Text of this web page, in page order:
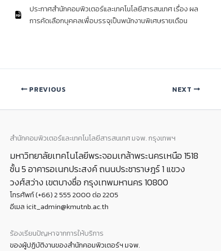
ประกาศสำนักคอมพิวเตอร์และเทคโนโลยีสารสนเทศ เรื่อง ผล
การคัดเลือกบุคคลเพื่อบรรจุเป็นพนักงานพิเศษรายเดือน
PREVIOUS NEXT
สำนักคอมพิวเตอร์และเทคโนโลยีสารสนเทศ มจพ. กรุงเทพฯ
มหาวิทยาลัยเทคโนโลยีพระจอมเกล้าพระนครเหนือ 1518
ชั้น 5 อาคารอเนกประสงค์ ถนนประชาราษฎร์ 1 แขวง
วงศ์สว่าง เขตบางซื่อ กรุงเทพมหานคร 10800
โทรศัพท์ (+66) 2 555 2000 ต่อ 2205
อีเมล icit_admin@kmutnb.ac.th
ร้องเรียนปัญหาจากการให้บริการ
ของผู้ปฏิบัติงานของสำนักคอมพิวเตอร์ฯ มจพ.